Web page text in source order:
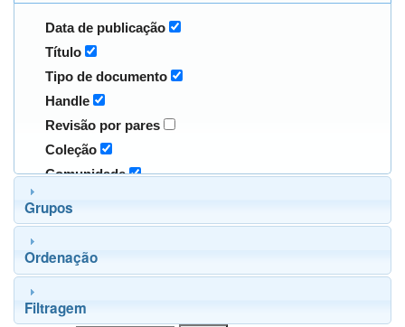
Data de publicação
Título
Tipo de documento
Handle
Revisão por pares
Coleção
Comunidade
Grupos
Ordenação
Filtragem